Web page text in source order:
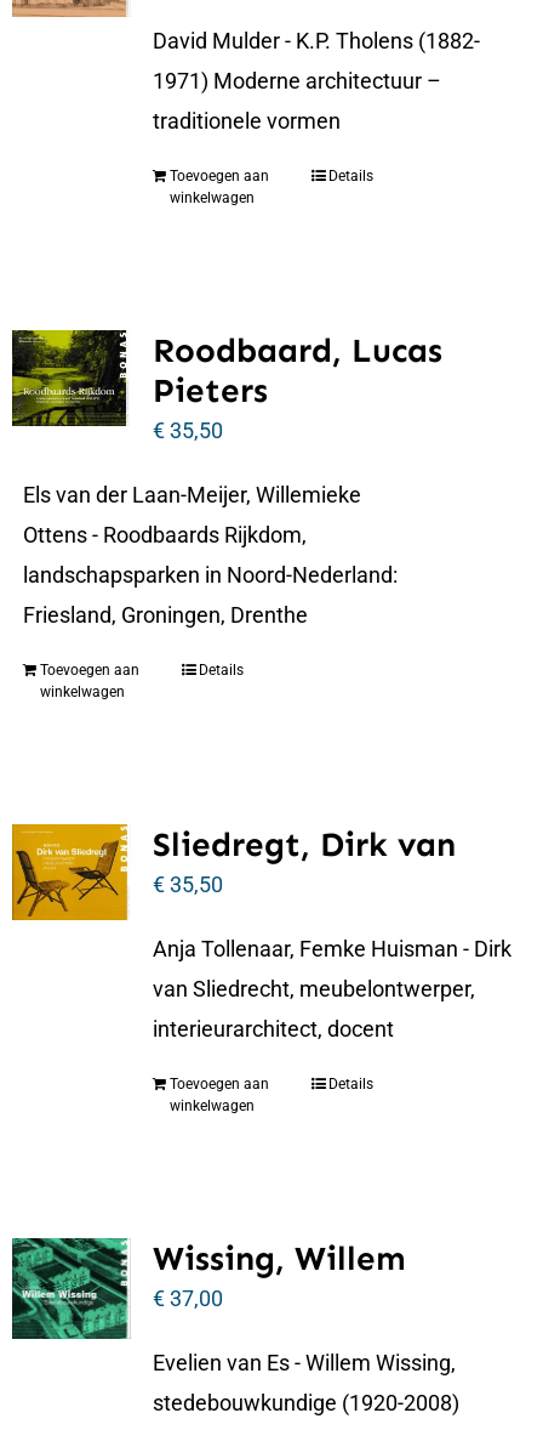
David Mulder - K.P. Tholens (1882-
1971) Moderne architectuur –
traditionele vormen
Toevoegen aan
winkelwagen
Details
Roodbaard, Lucas
Pieters
€35,50
Els van der Laan-Meijer, Willemieke
Ottens - Roodbaards Rijkdom,
landschapsparken in Noord-Nederland:
Friesland, Groningen, Drenthe
Toevoegen aan
winkelwagen
Details
Sliedregt, Dirk van
€35,50
Anja Tollenaar, Femke Huisman - Dirk
van Sliedrecht, meubelontwerper,
interieurarchitect, docent
Toevoegen aan
winkelwagen
Details
Wissing, Willem
€37,00
Evelien van Es - Willem Wissing,
stedebouwkundige (1920-2008)